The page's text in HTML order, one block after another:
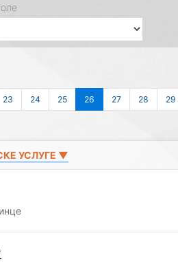
23 24 25 26 27 28 29
УСЛУГЕ ▼